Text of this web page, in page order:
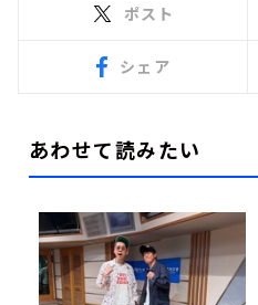
ポスト
シェア
あわせて読みたい